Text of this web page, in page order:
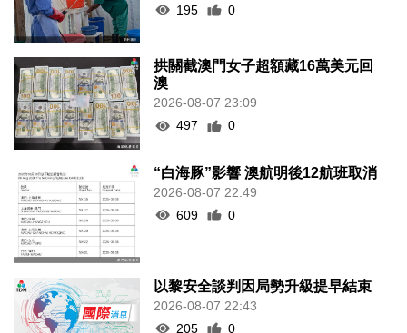
195
0
拱關截澳門女子超額藏16萬美元回
澳
2026-08-07 23:09
497
0
“白海豚”影響 澳航明後12航班取消
2026-08-07 22:49
609
0
以黎安全談判因局勢升級提早結束
2026-08-07 22:43
205
0